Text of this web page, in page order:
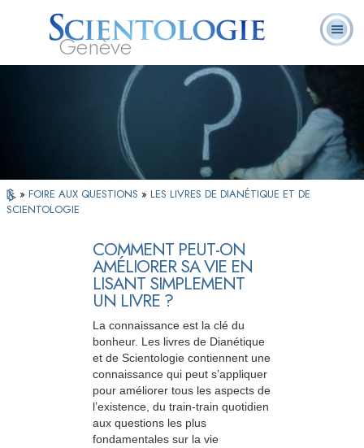
Genève
Qu’est-ce que la
Scientologie ?
Ministres
volontaires
Foire aux
questions
» FOIRE AUX QUESTIONS » LES LIVRES DE DIANÉTIQUE ET DE
SCIENTOLOGIE
COMMENT PEUT-ON
AMÉLIORER SA VIE EN
LISANT SIMPLEMENT
UN LIVRE ?
La connaissance est la clé du
bonheur. Les livres de Dianétique
et de Scientologie contiennent une
connaissance qui peut s’appliquer
pour améliorer tous les aspects de
l’existence, du train-train quotidien
aux questions les plus
fondamentales sur la vie